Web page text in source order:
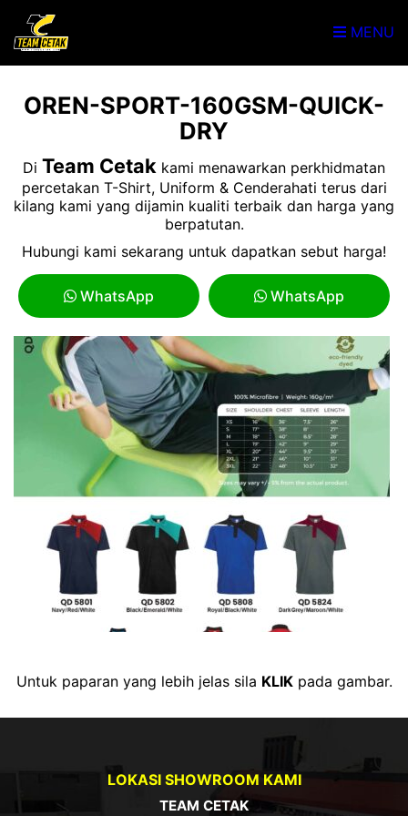
MENU
OREN-SPORT-160GSM-QUICK-
DRY
Di Team Cetak kami menawarkan perkhidmatan
percetakan T-Shirt, Uniform & Cenderahati terus dari
kilang kami yang dijamin kualiti terbaik dan harga yang
berpatutan.
Hubungi kami sekarang untuk dapatkan sebut harga!
WhatsApp WhatsApp
Untuk paparan yang lebih jelas sila KLIKpada gambar.
LOKASI SHOWROOM KAMI
TEAM CETAK